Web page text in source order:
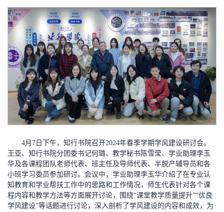
4月7日下午，知行书院召开2024年春季学期学风建设研讨会。
王亚、知行书院分团委书记何璐、教学秘书陈雪莹、学业助理李玉
华及各课程团队老师代表、班主任及导师代表、半脱产辅导员和各
小班学习委员参加研讨。会议中，学业助理李玉华介绍了在专业认
知教育和学业帮扶工作中的思路和工作情况，师生代表针对各个课
程内容和教学方法等方面展开讨论，围绕“课堂教学质量提升”“优良
学风建设”等话题进行讨论，深入剖析了学风建设的内容和成效，为